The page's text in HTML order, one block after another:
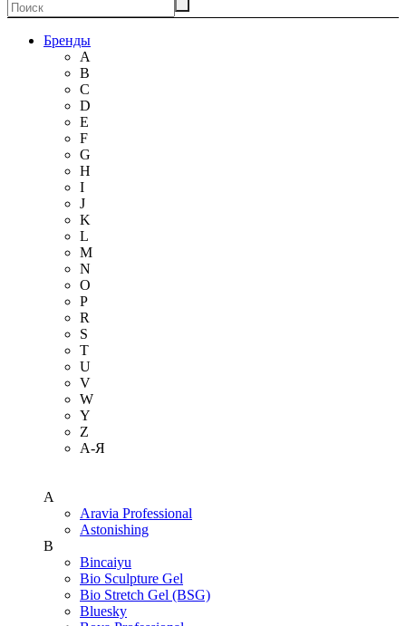
Бренды
A
B
C
D
E
F
G
H
I
J
K
L
M
N
O
P
R
S
T
U
V
W
Y
Z
А-Я
A
Aravia Professional
Astonishing
B
Bincaiyu
Bio Sculpture Gel
Bio Stretch Gel (BSG)
Bluesky